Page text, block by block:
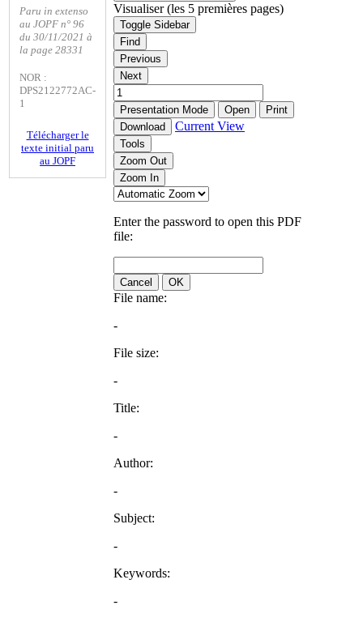
Paru in extenso
au JOPF n° 96
du 30/11/2021 à
la page 28331
NOR :
DPS2122772AC-
1
Télécharger le
texte initial paru
au JOPF
Visualiser (les 5 premières pages)
Toggle Sidebar
Find
Previous
Next
Presentation Mode Open
Print
Download
Current View
Tools
Zoom Out
Zoom In
Enter the password to open this PDF
file:
Cancel OK
File name:
-
File size:
-
Title:
-
Author:
-
Subject:
-
Keywords:
-